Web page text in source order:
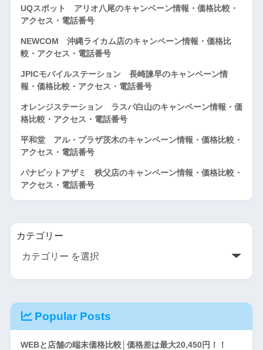
UQスポット アリオ八尾のキャンペーン情報・価格比較・
アクセス・電話番号
NEWCOM 沖縄ライカム店のキャンペーン情報・価格比
較・アクセス・電話番号
JPICモバイルステーション 長崎諫早のキャンペーン情
報・価格比較・アクセス・電話番号
オレンジステーション ラスパ白山のキャンペーン情報・価
格比較・アクセス・電話番号
平和堂 アル・プラザ茨木のキャンペーン情報・価格比較・
アクセス・電話番号
パナピットアザミ 秩父店のキャンペーン情報・価格比較・
アクセス・電話番号
カテゴリー
Popular Posts
WEBと店舗の端末価格比較│価格差は最大20,450円！！